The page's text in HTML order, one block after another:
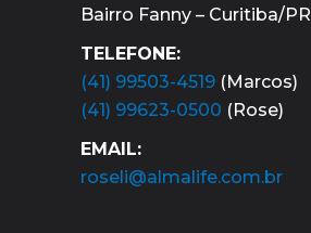
Bairro Fanny – Curitiba/PR
TELEFONE:
(41) 99503-4519 (Marcos)
(41) 99623-0500 (Rose)
EMAIL:
roseli@almalife.com.br